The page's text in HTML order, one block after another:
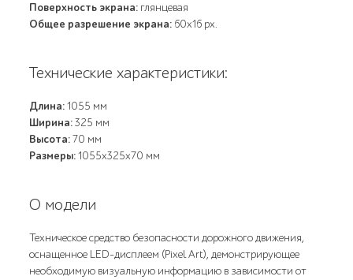
Поверхность экрана: глянцевая
Общее разрешение экрана: 60х16 px.
Технические характеристики:
Длина:1055 мм
Ширина:325 мм
Высота:70 мм
Размеры:1055х325х70 мм
О модели
Техническое средство безопасности дорожного движения,
оснащенное LED-дисплеем (Pixel Art), демонстрирующее
необходимую визуальную информацию в зависимости от